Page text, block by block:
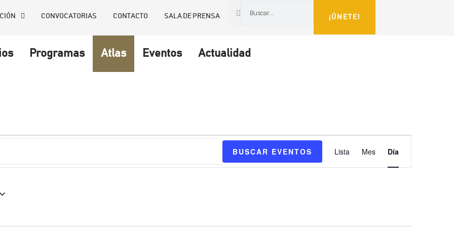
CONVOCATORIAS CONTACTO SALA DE PRENSA ¡ÚNETE!
Programas Atlas Eventos Actualidad
BUSCAR EVENTOS
DE
DE
Lista Mes Día